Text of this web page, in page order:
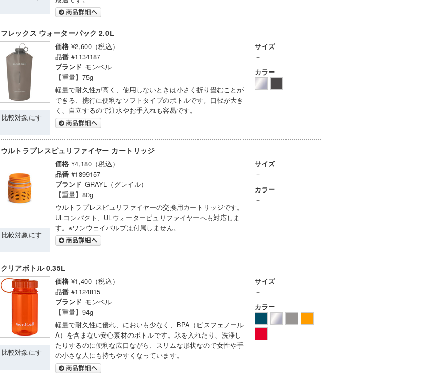
フレックス ウォーターパック 2.0L
比較対象にす
価格 ¥2,600（税込）
品番 #1134187
ブランド モンベル
【重量】75g
軽量で耐久性が高く、使用しないときは小さく折り畳むことが
できる、携行に便利なソフトタイプのボトルです。口径が大き
く、自立するので注水やお手入れも容易です。
サイズ
－
カラー
ウルトラプレスピュリファイヤー カートリッジ
比較対象にす
価格 ¥4,180（税込）
品番 #1899157
ブランド GRAYL（グレイル）
【重量】80g
ウルトラプレスピュリファイヤーの交換用カートリッジです。
ULコンパクト、ULウォーターピュリファイヤーへも対応しま
す。※ワンウェイバルブは付属しません。
サイズ
－
カラー
－
クリアボトル 0.35L
比較対象にす
価格 ¥1,400（税込）
品番 #1124815
ブランド モンベル
【重量】94g
軽量で耐久性に優れ、においも少なく、BPA（ビスフェノール
A）を含まない安心素材のボトルです。氷を入れたり、洗浄し
たりするのに便利な広口ながら、スリムな形状なので女性や手
の小さな人にも持ちやすくなっています。
サイズ
－
カラー